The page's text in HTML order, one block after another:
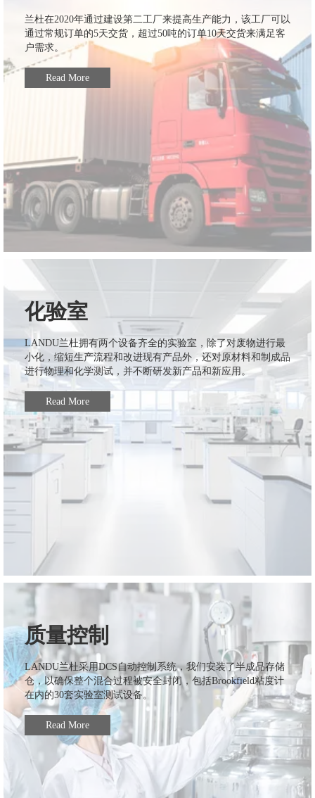
兰杜在2020年通过建设第二工厂来提高生产能力，该工厂可以
通过常规订单的5天交货，超过50吨的订单10天交货来满足客
户需求。
Read More
化验室
LANDU兰杜拥有两个设备齐全的实验室，除了对废物进行最
小化，缩短生产流程和改进现有产品外，还对原材料和制成品
进行物理和化学测试，并不断研发新产品和新应用。
Read More
质量控制
LANDU兰杜采用DCS自动控制系统，我们安装了半成品存储
仓，以确保整个混合过程被安全封闭，包括Brookfield粘度计
在内的30套实验室测试设备。
Read More